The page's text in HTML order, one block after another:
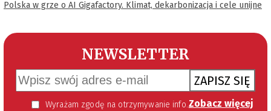
Polska w grze o AI Gigafactory. Klimat, dekarbonizacja i cele unijne
NEWSLETTER
ZAPISZ SIĘ
Wyrażam zgodę na otrzymywanie informacji handlowej kierowanej do mnie za pomocą środków komunikacji elektronicznej w szczególności poczty elektronicznej zgodnie z przepisem art. 10 ust 2 ustawy z dnia 18 lipca 2002 roku o świadczeniu usług drogą elektroniczną (Dz. U. 144 z 2002 r. poz. 1204). Zgoda jest dobrowolna, jednak jej wyrażenie jest konieczne, aby otrzymywać newsletter. Zobacz więcej